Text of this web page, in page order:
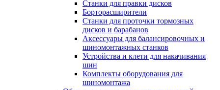
Станки для правки дисков
Борторасширители
Станки для проточки тормозных
дисков и барабанов
Аксессуары для балансировочных и
шиномонтажных станков
Устройства и клети для накачивания
шин
Комплекты оборудования для
шиномонтажа